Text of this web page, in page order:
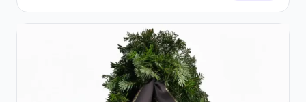
Albi Crizanteme Galbene și Crini